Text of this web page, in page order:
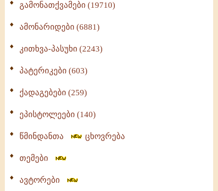
გამონათქვამები (19710)
ამონარიდები (6881)
კითხვა-პასუხი (2243)
პატერიკები (603)
ქადაგებები (259)
ეპისტოლეები (140)
წმინდანთა ცხოვრება
თემები
ავტორები